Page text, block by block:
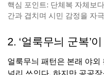
핵심 포인트: 단체복 자체보
간과 겹치며 시민 감정을 자
2. ‘얼룩무늬 군복’
얼룩무늬 패턴은 본래 야